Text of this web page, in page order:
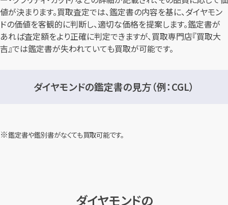
値が決まります。買取査定では、鑑定書の内容を基に、ダイヤモン
ドの価値を客観的に判断し、適切な価格を提案します。鑑定書が
あれば査定額をより正確に判定できますが、買取専門店『買取大
吉』では鑑定書が失われていても買取が可能です。
ダイヤモンドの鑑定書の見方（例：CGL）
鑑定書や鑑別書がなくても買取可能です。
ダイヤモンドの